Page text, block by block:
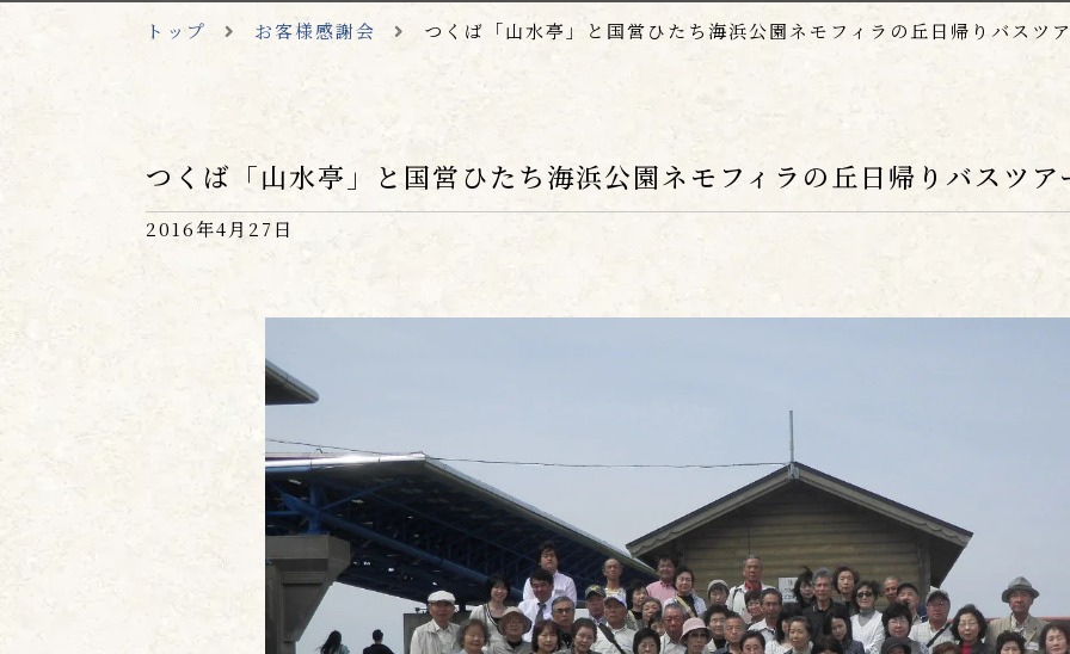
トップ お客様感謝会 つくば「山水亭」と国営ひたち海浜公園ネモフィラの丘日帰りバスツ
つくば「山水亭」と国営ひたち海浜公園ネモフィラの丘日帰りバスツア
2016年4月27日